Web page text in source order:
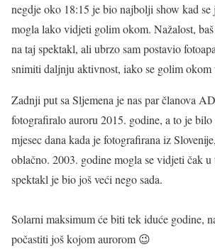
negdje oko 18:15 je bio najbolji show kad se
mogla lako vidjeti golim okom. Nažalost,
na taj spektakl, ali ubrzo sam postavio
snimiti daljnju aktivnost, iako se golim
Zadnji put sa Sljemena je nas par članova
fotografiralo auroru 2015. godine, a to je
mjesec dana kada je fotografirana iz
oblačno. 2003. godine mogla se vidjeti čak u
spektakl je bio još veći nego sada.
Solarni maksimum će biti tek iduće godine,
počastiti još kojom aurorom 😉